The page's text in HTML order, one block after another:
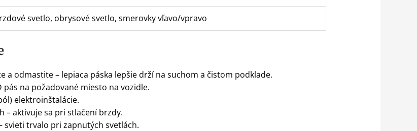
svetlo, obrysové svetlo, smerovky vľavo/vpravo
a odmastite – lepiaca páska lepšie drží na suchom a čistom podklade.
na požadované miesto na vozidle.
elektroinštalácie.
– aktivuje sa pri stlačení brzdy.
trvalo pri zapnutých svetlách.